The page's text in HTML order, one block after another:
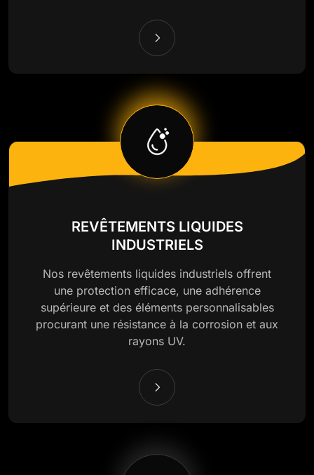
REVÊTEMENTS LIQUIDES
INDUSTRIELS
Nos revêtements liquides industriels offrent
une protection efficace, une adhérence
supérieure et des éléments personnalisables
procurant une résistance à la corrosion et aux
rayons UV.